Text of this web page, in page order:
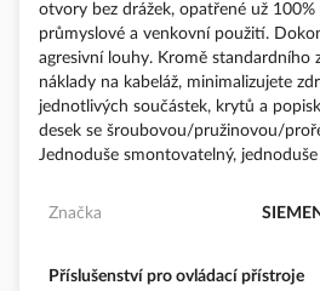
otvory bez drážek, opatřené už
průmyslové a venkovní použití.
agresivní louhy. Kromě standardního
náklady na kabeláž, minimalizujete
jednotlivých součástek, krytů a
desek se šroubovou/pružinovou/
Jednoduše smontovatelný,
Značka
Příslušenství pro ovládací přístroje